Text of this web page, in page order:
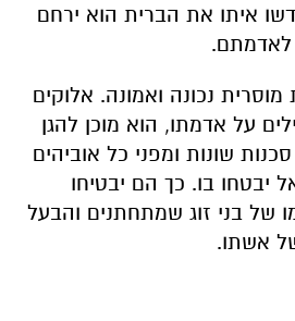
איתו את הברית הוא ירחם
לאדמתם.
נכונה ואמונה. אלוקים
על אדמתו, הוא מוכן להגן
שונות ומפני כל אוביהים
יבטחו בו. כך הם יבטיחו
של בני זוג שמתחתנים והבעל
אשתו.